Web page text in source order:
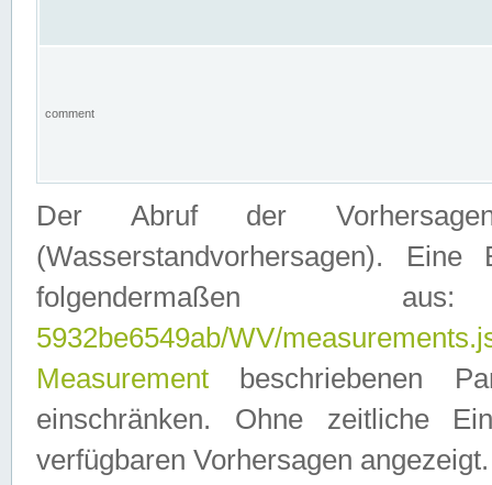
comment
Der Abruf der
(Wasserstandvorhersagen).
folgendermaßen
5932be6549ab/WV/
Measurement beschriebenen
einschränken. Ohne zeitliche
verfügbaren Vorhersagen angezeigt.